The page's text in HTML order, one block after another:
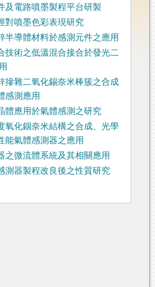
及電路噴墨製程平台研製
對噴墨色彩表現研究
半導體材料於感測元件之應用
技術之低溫混合接合於發光二
摻雜二氧化錫奈米棒簇之合成
感測應用
體應用於氣體感測之研究
氧化銦奈米結構之合成、光學
能氣體感測器之應用
之微流體系統及其相關應用
測器製程改良後之性質研究